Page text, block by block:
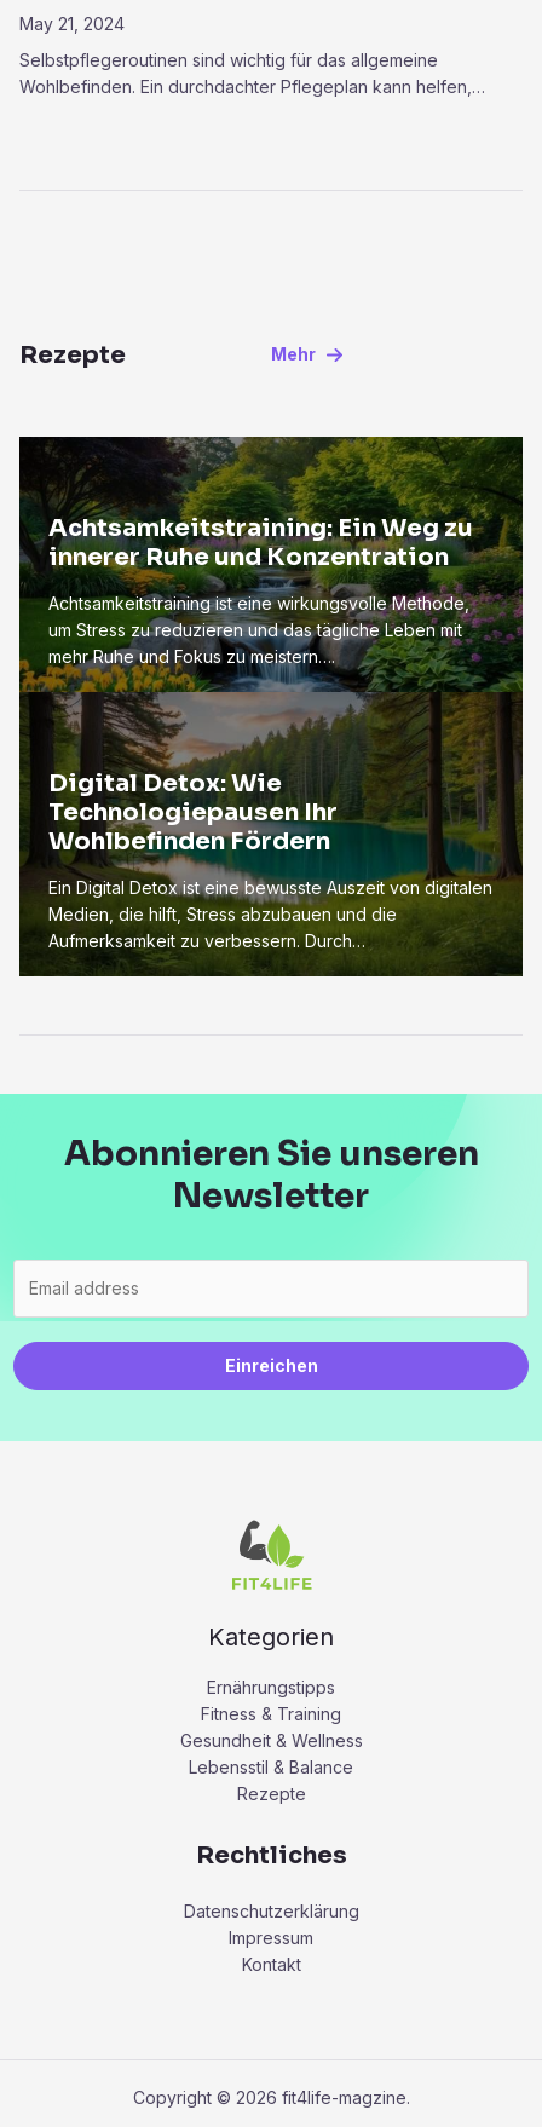
May 21, 2024
Selbstpflegeroutinen sind wichtig für das allgemeine
Wohlbefinden. Ein durchdachter Pflegeplan kann helfen,…
Rezepte Mehr
Achtsamkeitstraining: Ein Weg zu
innerer Ruhe und Konzentration
Achtsamkeitstraining ist eine wirkungsvolle Methode,
um Stress zu reduzieren und das tägliche Leben mit
mehr Ruhe und Fokus zu meistern….
Digital Detox: Wie
Technologiepausen Ihr
Wohlbefinden Fördern
Ein Digital Detox ist eine bewusste Auszeit von digitalen
Medien, die hilft, Stress abzubauen und die
Aufmerksamkeit zu verbessern. Durch…
Abonnieren Sie unseren
Newsletter
Einreichen
Kategorien
Ernährungstipps
Fitness & Training
Gesundheit & Wellness
Lebensstil & Balance
Rezepte
Rechtliches
Datenschutzerklärung
Impressum
Kontakt
Copyright © 2026 fit4life-magzine.